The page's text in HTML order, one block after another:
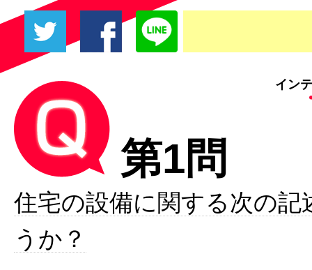
イン
第1問
住宅の設備に関する次の
うか？